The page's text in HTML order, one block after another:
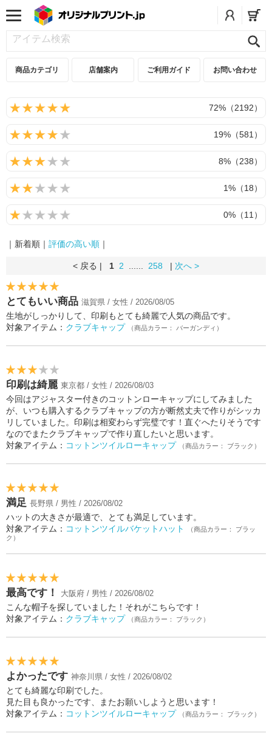
商品カテゴリ 店舗案内 ご利用ガイド お問い合わせ
72%（2192）
19%（581）
8%（238）
1%（18）
0%（11）
｜新着順｜ 評価の高い順 ｜
< 戻る | 1 2 258 | 次へ >
とてもいい商品 滋賀県 / 女性 / 2026/08/05
生地がしっかりして、印刷もとても綺麗で人気の商品です。
対象アイテム： クラブキャップ （商品カラー： バーガンディ）
印刷は綺麗 東京都 / 女性 / 2026/08/03
今回はアジャスター付きのコットンローキャップにしてみました
が、いつも購入するクラブキャップの方が断然丈夫で作りがシッカ
リしていました。印刷は相変わらず完璧です！直ぐへたりそうです
なのでまたクラブキャップで作り直したいと思います。
対象アイテム： コットンツイルローキャップ （商品カラー： ブラック）
満足 長野県 / 男性 / 2026/08/02
ハットの大きさが最適で、とても満足しています。
対象アイテム： コットンツイルバケットハット
（商品カラー： ブラッ
ク）
最高です！ 大阪府 / 男性 / 2026/08/02
こんな帽子を探していました！それがこちらです！
対象アイテム： クラブキャップ （商品カラー： ブラック）
よかったです 神奈川県 / 女性 / 2026/08/02
とても綺麗な印刷でした。
見た目も良かったです、またお願いしようと思います！
対象アイテム： コットンツイルローキャップ （商品カラー： ブラック）